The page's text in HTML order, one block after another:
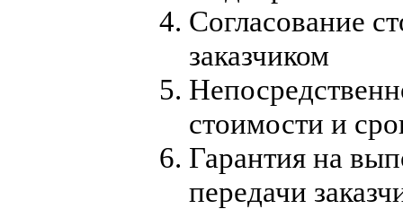
Согласование
заказчиком
стоимости и
Гарантия на
передачи